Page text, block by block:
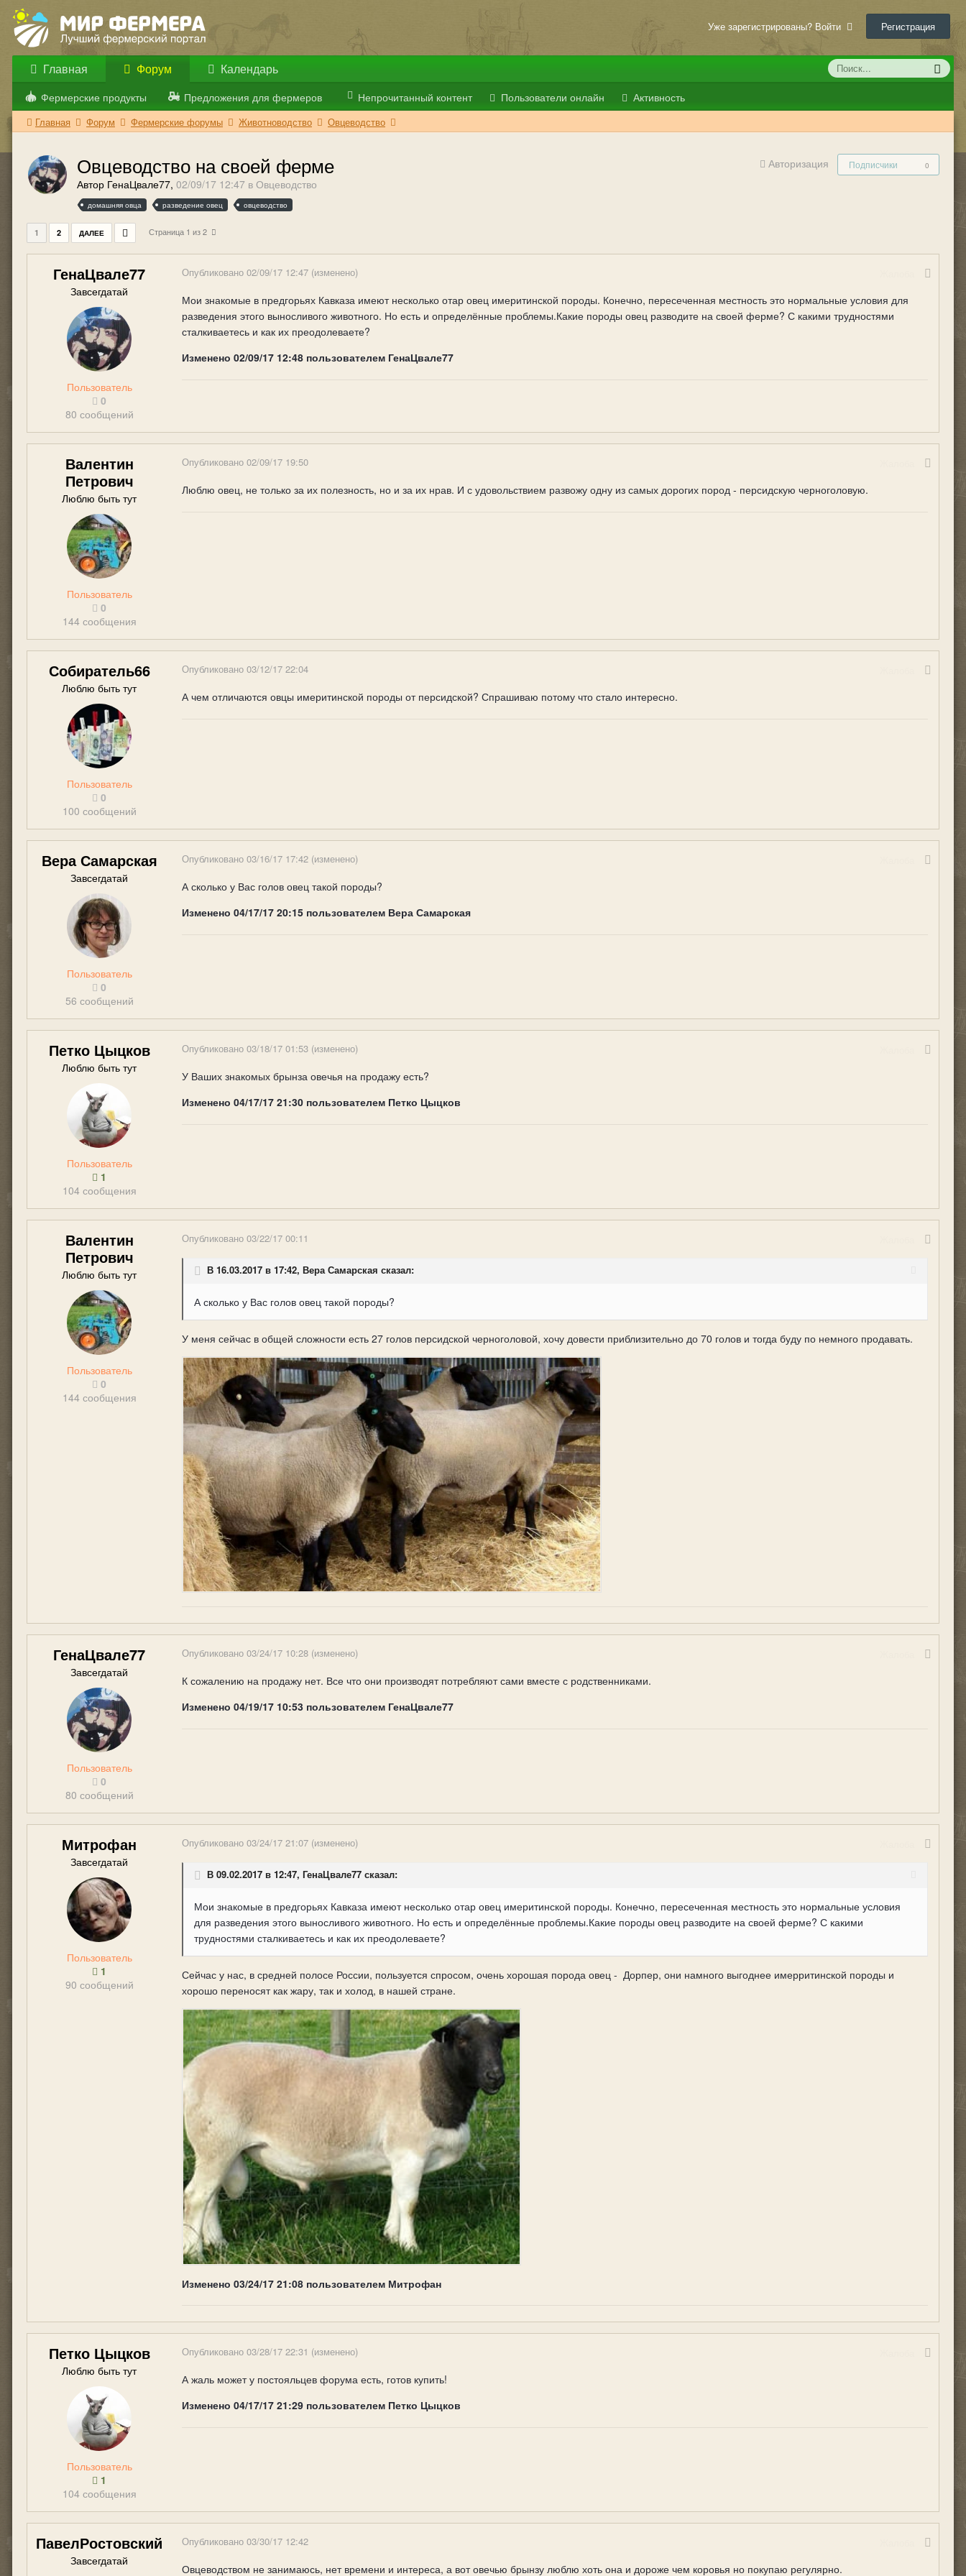
Уже зарегистрированы? Войти Регистрация
Главная Форум
Фермерские продукты Предложения для фермеров Непрочитанный контент Пользователи онлайн Активность
Календарь
Главная Форум Фермерские форумы Животноводство Овцеводство
Авторизация Подписчики 0
Овцеводство на своей ферме
Автор ГенаЦвале77, 02/09/17 12:47 в Овцеводство
домашняя овца разведение овец овцеводство
1 2 ДАЛЕЕ Страница 1 из 2
ГенаЦвале77
Завсегдатай
Пользователь
0
80 сообщений
Опубликовано 02/09/17 12:47 (изменено)
Мои знакомые в предгорьях Кавказа имеют несколько отар овец имеритинской породы. Конечно, пересеченная местность это нормальные условия для
разведения этого выносливого животного. Но есть и определённые проблемы.Какие породы овец разводите на своей ферме? С какими трудностями
сталкиваетесь и как их преодолеваете?
Изменено 02/09/17 12:48 пользователем ГенаЦвале77
Валентин
Петрович
Люблю быть тут
Пользователь
0
144 сообщения
Опубликовано 02/09/17 19:50
Люблю овец, не только за их полезность, но и за их нрав. И с удовольствием развожу одну из самых дорогих пород - персидскую черноголовую.
Собиратель66
Люблю быть тут
Пользователь
0
100 сообщений
Опубликовано 03/12/17 22:04
А чем отличаются овцы имеритинской породы от персидской? Спрашиваю потому что стало интересно.
Вера Самарская
Завсегдатай
Пользователь
0
56 сообщений
Опубликовано 03/16/17 17:42 (изменено)
А сколько у Вас голов овец такой породы?
Изменено 04/17/17 20:15 пользователем Вера Самарская
Петко Цыцков
Люблю быть тут
Пользователь
1
104 сообщения
Опубликовано 03/18/17 01:53 (изменено)
У Ваших знакомых брынза овечья на продажу есть?
Изменено 04/17/17 21:30 пользователем Петко Цыцков
Валентин
Петрович
Люблю быть тут
Пользователь
0
144 сообщения
Опубликовано 03/22/17 00:11
В 16.03.2017 в 17:42, Вера Самарская сказал:
А сколько у Вас голов овец такой породы?
У меня сейчас в общей сложности есть 27 голов персидской черноголовой, хочу довести приблизительно до 70 голов и тогда буду по немного продавать.
ГенаЦвале77
Завсегдатай
Пользователь
0
80 сообщений
Опубликовано 03/24/17 10:28 (изменено)
К сожалению на продажу нет. Все что они производят потребляют сами вместе с родственниками.
Изменено 04/19/17 10:53 пользователем ГенаЦвале77
Митрофан
Завсегдатай
Пользователь
1
90 сообщений
Опубликовано 03/24/17 21:07 (изменено)
В 09.02.2017 в 12:47, ГенаЦвале77 сказал:
Мои знакомые в предгорьях Кавказа имеют несколько отар овец имеритинской породы. Конечно, пересеченная местность это нормальные условия
для разведения этого выносливого животного. Но есть и определённые проблемы.Какие породы овец разводите на своей ферме? С какими
трудностями сталкиваетесь и как их преодолеваете?
Сейчас у нас, в средней полосе России, пользуется спросом, очень хорошая порода овец - Дорпер, они намного выгоднее имерритинской породы и
хорошо переносят как жару, так и холод, в нашей стране.
Изменено 03/24/17 21:08 пользователем Митрофан
Петко Цыцков
Люблю быть тут
Пользователь
1
104 сообщения
Опубликовано 03/28/17 22:31 (изменено)
А жаль может у постояльцев форума есть, готов купить!
Изменено 04/17/17 21:29 пользователем Петко Цыцков
ПавелРостовский
Завсегдатай
Опубликовано 03/30/17 12:42
Овцеводством не занимаюсь, нет времени и интереса, а вот овечью брынзу люблю хоть она и дороже чем коровья но покупаю регулярно.